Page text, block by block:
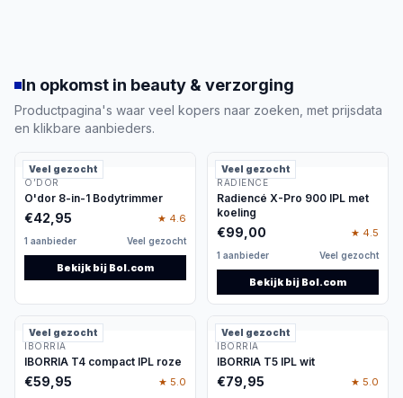
die je gezichtsverzorging ondersteunen. De juiste
keuze hangt niet alleen af van het gewenste
resultaat, maar ook van je huid, haartype,
gebruiken.
Binnen deze categorie vergelijk je daarom
verschillende soorten oplossingen. Een
scheerapparaat werkt bijvoorbeeld anders dan
een epilator, terwijl een föhn weer andere
eigenschappen nodig heeft dan een stijltang of
krultang. Ook comfort, reiniging, opbergruimte,
stroomvoorziening en de beschikbaarheid van
vervangbare onderdelen bepalen of een product
werkelijk bij je past. Deze keuzehulp laat zien
hoe je de categorie stap voor stap verkent,
In opkomst in beauty & verzorging
Productpagina's waar veel kopers naar zoeken, met prijsdata
en klikbare aanbieders.
Veel gezocht
O’DOR
O'dor 8-in-1 Bodytrimmer
€42,95 ★ 4.6
1 aanbieder Veel gezocht
Bekijk bij Bol.com
Veel gezocht
RADIENCÉ
Radiencé X-Pro 900 IPL met
koeling
€99,00 ★ 4.5
1 aanbieder Veel gezocht
Bekijk bij Bol.com
Veel gezocht
IBORRIA
IBORRIA T4 compact IPL roze
€59,95 ★ 5.0
Veel gezocht
IBORRIA
IBORRIA T5 IPL wit
€79,95 ★ 5.0